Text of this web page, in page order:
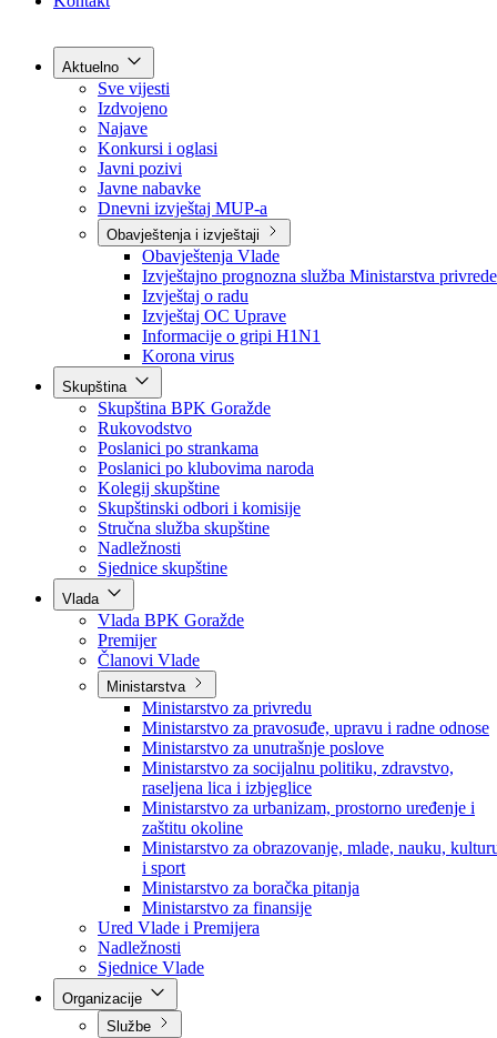
Kontakt
Aktuelno
Sve vijesti
Izdvojeno
Najave
Konkursi i oglasi
Javni pozivi
Javne nabavke
Dnevni izvještaj MUP-a
Obavještenja i izvještaji
Obavještenja Vlade
Izvještajno prognozna služba Ministarstva privrede
Izvještaj o radu
Izvještaj OC Uprave
Informacije o gripi H1N1
Korona virus
Skupština
Skupština BPK Goražde
Rukovodstvo
Poslanici po strankama
Poslanici po klubovima naroda
Kolegij skupštine
Skupštinski odbori i komisije
Stručna služba skupštine
Nadležnosti
Sjednice skupštine
Vlada
Vlada BPK Goražde
Premijer
Članovi Vlade
Ministarstva
Ministarstvo za privredu
Ministarstvo za pravosuđe, upravu i radne odnose
Ministarstvo za unutrašnje poslove
Ministarstvo za socijalnu politiku, zdravstvo,
raseljena lica i izbjeglice
Ministarstvo za urbanizam, prostorno uređenje i
zaštitu okoline
Ministarstvo za obrazovanje, mlade, nauku,
i sport
Ministarstvo za boračka pitanja
Ministarstvo za finansije
Ured Vlade i Premijera
Nadležnosti
Sjednice Vlade